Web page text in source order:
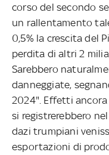
corso del secondo
un rallentamento
0,5% la crescita del
perdita di altri 2
Sarebbero
danneggiate,
2024". Effetti
si registrerebbero
dazi trumpiani
esportazioni di